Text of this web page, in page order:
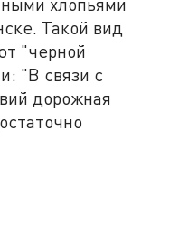
Такой вид
"черной
"В связи с
дорожная